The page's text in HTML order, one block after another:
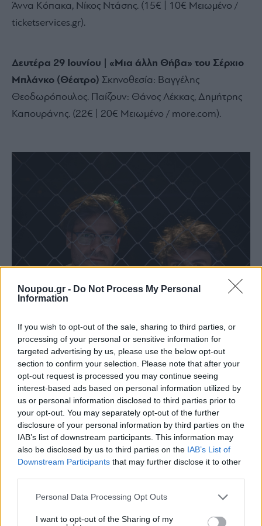
Noupou.gr - Do Not Process My Personal
Information
If you wish to opt-out of the sale, sharing to third parties, or
processing of your personal or sensitive information for
targeted advertising by us, please use the below opt-out
section to confirm your selection. Please note that after your
opt-out request is processed you may continue seeing
interest-based ads based on personal information utilized by
us or personal information disclosed to third parties prior to
your opt-out. You may separately opt-out of the further
disclosure of your personal information by third parties on the
IAB’s list of downstream participants. This information may
also be disclosed by us to third parties on the IAB’s List of
Downstream Participants that may further disclose it to other
Please note that this website/app uses one or more Google
not limited to your visit or usage behaviour. You may click to
Personal Data Processing Opt Outs
I want to opt-out of the Sharing of my
Άννα Κόπακα, Νίκος Ντάσης. (15€ | 10€ Μειωμένο /
ticketservices.gr).
Δευτέρα 29 Ιουνίου | «Μια άλλη Θήβα» του Σέρχιο
Μπλάνκο (Θέατρο) Σκηνοθεσία: Βαγγέλης
Θεοδωρόπουλος. Παίζουν: Θάνος Λέκκας, Δημήτρης
Καπουράνης. (22€ | 20€ Μειωμένο / more.com).
Τρίτη 30 Ιουνίου | «Ρωμαίος και Ιουλιέττα» του